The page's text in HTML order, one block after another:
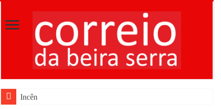
Incêndio em Fornos de Algodr